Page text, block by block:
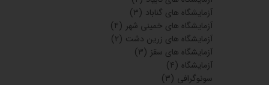
آزمایشگاه های گناباد (۳)
آزمایشگاه های خمینی شهر (۴)
آزمایشگاه های زرین دشت (۲)
آزمایشگاه های سقز (۳)
آزمایشگاه (۴)
سونوگرافی (۳)